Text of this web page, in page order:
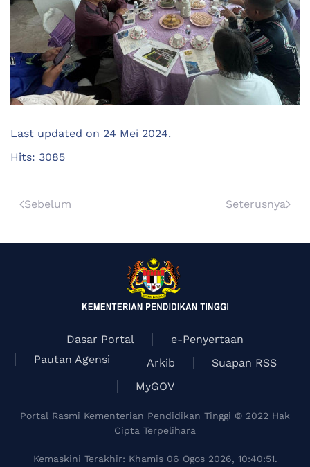
Last updated on 24 Mei 2024.
Hits: 3085
Sebelum Seterusnya
Dasar Portal
e-Penyertaan
Pautan Agensi
Arkib
Suapan RSS
MyGOV
Portal Rasmi Kementerian Pendidikan Tinggi © 2022 Hak
Cipta Terpelihara
Kemaskini Terakhir: Khamis 06 Ogos 2026, 10:40:51.